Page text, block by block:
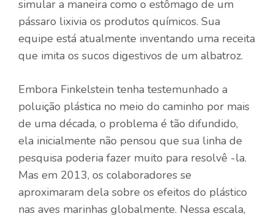
simular a maneira como o estômago de um
pássaro lixivia os produtos químicos. Sua
equipe está atualmente inventando uma receita
que imita os sucos digestivos de um albatroz.
Embora Finkelstein tenha testemunhado a
poluição plástica no meio do caminho por mais
de uma década, o problema é tão difundido,
ela inicialmente não pensou que sua linha de
pesquisa poderia fazer muito para resolvê -la.
Mas em 2013, os colaboradores se
aproximaram dela sobre os efeitos do plástico
nas aves marinhas globalmente. Nessa escala,